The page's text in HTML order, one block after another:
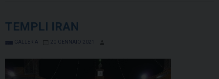
TEMPLI IRAN
GALLERIA 20 GENNAIO 2021